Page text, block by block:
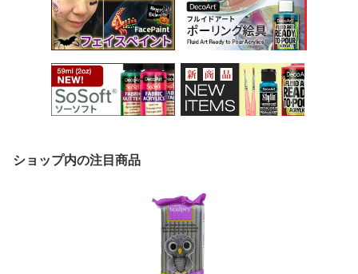
ショップ内の注目商品